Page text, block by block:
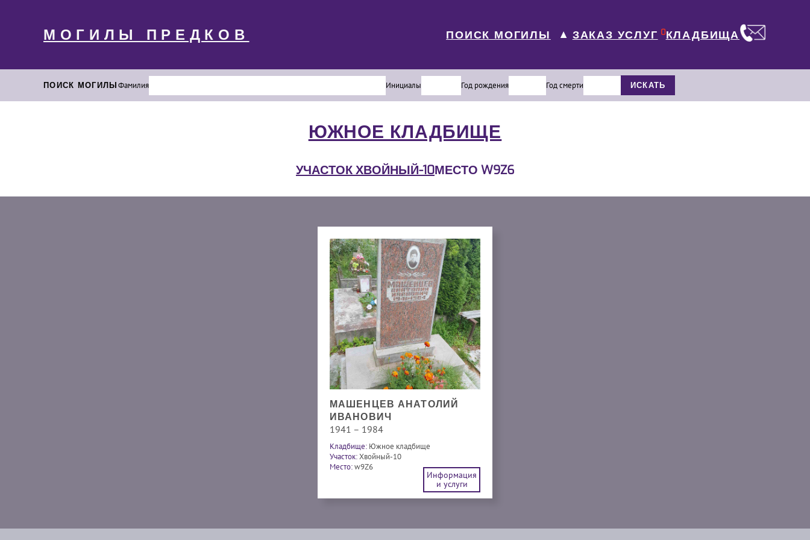
МОГИЛЫ ПРЕДКОВ ПОИСК МОГИЛЫ ▼ ЗАКАЗ УСЛУГ 0КЛАДБИЩА
ПОИСК МОГИЛЫФамилия Инициалы Год рождения Год смерти ИСКАТЬ
ЮЖНОЕ КЛАДБИЩЕ
УЧАСТОК ХВОЙНЫЙ-10МЕСТО W9Z6
МАШЕНЦЕВ АНАТОЛИЙ
ИВАНОВИЧ
1941 – 1984
Кладбище: Южное кладбище
Участок:Хвойный-10
Место:w9Z6
Информация
и услуги